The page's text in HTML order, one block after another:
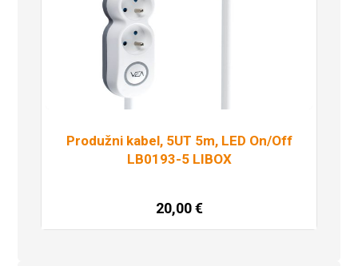
Produžni kabel, 5UT 5m, LED On/Off
LB0193-5 LIBOX
20,00€
Dodaj u košaricu